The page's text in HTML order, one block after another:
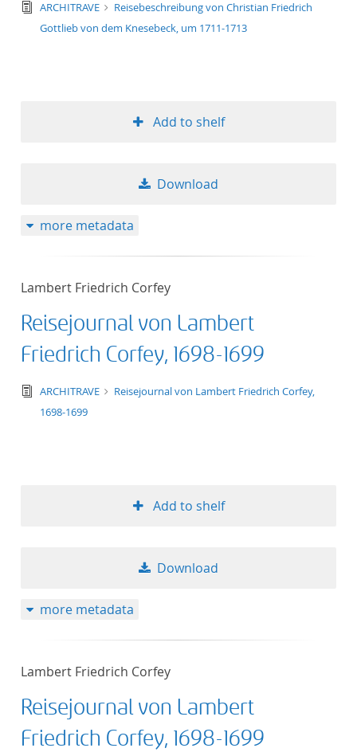
text/tg.edition+tg.aggregation+xml
ARCHITRAVE
Reisebeschreibung von Christian Friedrich
Gottlieb von dem Knesebeck, um 1711-1713
Add to shelf
Download
more metadata
Lambert Friedrich Corfey
Reisejournal von Lambert
Friedrich Corfey, 1698-1699
text/tg.edition+tg.aggregation+xml
ARCHITRAVE
Reisejournal von Lambert Friedrich Corfey,
1698-1699
Add to shelf
Download
more metadata
Lambert Friedrich Corfey
Reisejournal von Lambert
Friedrich Corfey, 1698-1699